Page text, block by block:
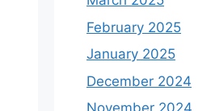
February 2025
January 2025
December 2024